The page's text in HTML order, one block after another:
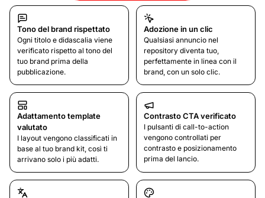
Tono del brand rispettato
Ogni titolo e didascalia viene
verificato rispetto al tono del
tuo brand prima della
pubblicazione.
Adozione in un clic
Qualsiasi annuncio nel
repository diventa tuo,
perfettamente in linea con il
brand, con un solo clic.
Adattamento template
valutato
I layout vengono classificati in
base al tuo brand kit, così ti
arrivano solo i più adatti.
Contrasto CTA verificato
I pulsanti di call-to-action
vengono controllati per
contrasto e posizionamento
prima del lancio.